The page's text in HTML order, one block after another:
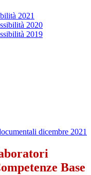
2021
2020
2019
dicembre 2021
Base